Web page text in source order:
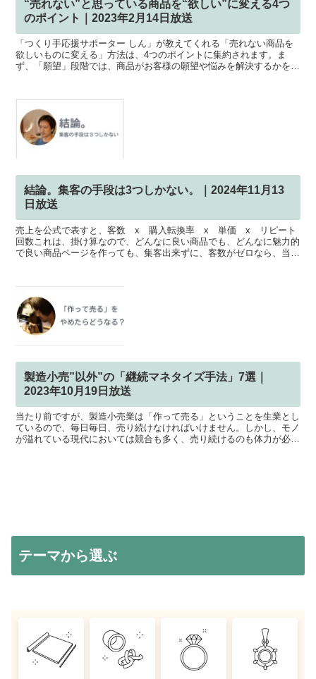
“売れない”と思っている商品を“欲しい”に変える4つ
のポイント｜2023年2月14日放送
「つくり手応援サポーター しん」が教えてくれる「売れない商品を
欲しいものに変える」方法は、4つのポイントに集約されます。ま
ず、「願望」段階では、商品がお客様の願望や悩みを解決するかを考
結論。集客の手段は3つしかない。｜2024年11月13
日放送
売上を公式で表すと、客数 x 購入転換率 x 単価 x リピート
回数これは、掛け算なので、どんなに良い商品でも、どんなに魅力的
で良い商品ページを作っても、集客出来ずに、客数がゼロなら、当然
製造小売”以外”の「継続マネタイズ手法」7選｜
2023年10月19日放送
当たり前ですが、製造小売業は「作って売る」ということを生業とし
ているので、毎日毎日、売り続けなければいけません。しかし、モノ
が溢れている現代においては競合も多く、売り続けるのも体力が必要
テーマから選ぶ